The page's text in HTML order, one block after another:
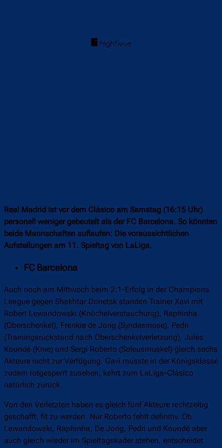
Real Madrid ist vor dem Clásico am Samstag (16:15 Uhr)
personell weniger gebeutelt als der FC Barcelona. So könnten
beide Mannschaften auflaufen: Die voraussichtlichen
Aufstellungen am 11. Spieltag von LaLiga.
FC Barcelona
Auch noch am Mittwoch beim 2:1-Erfolg in der Champions
League gegen Shakhtar Donetsk standen Trainer Xavi mit
Robert Lewandowski (Knöchelverstauchung), Raphinha
(Oberschenkel), Frenkie de Jong (Syndesmose), Pedri
(Trainingsrückstand nach Oberschenkelverletzung), Jules
Koundé (Knie) und Sergi Roberto (Soleusmuskel) gleich sechs
Akteure nicht zur Verfügung. Gavi musste in der Königsklasse
zudem rotgesperrt zusehen, kehrt zum LaLiga-Clásico
natürlich zurück.
Von den Verletzten haben es gleich fünf Akteure rechtzeitig
geschafft, fit zu werden. Nur Roberto fehlt definitiv. Ob
Lewandowski, Raphinha, De Jong, Pedri und Koundé aber
auch gleich wieder im Spieltagskader stehen, entscheidet